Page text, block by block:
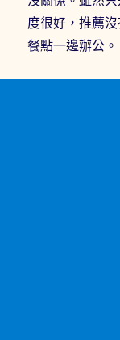
度很好，推薦
餐點一邊辦公。